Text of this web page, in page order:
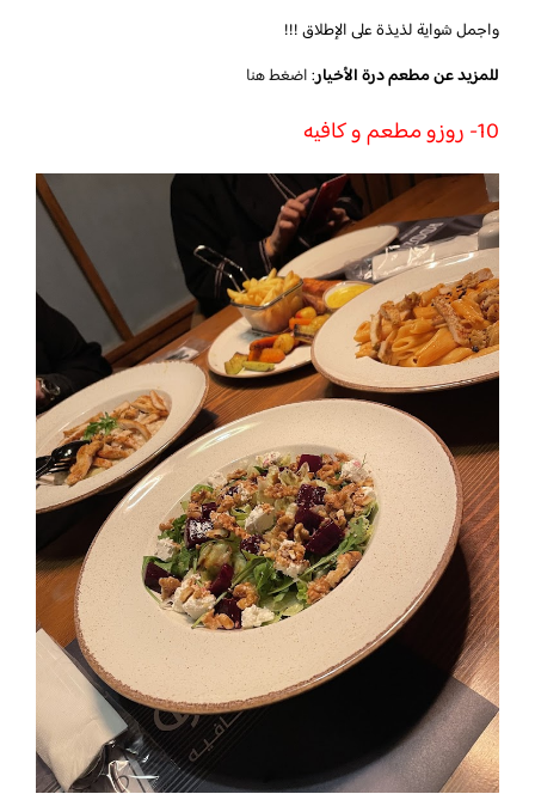
واجمل شواية لذيذة على الإطلاق !!!
للمزيد عن مطعم درة الأخيار:اضغط هنا
10- روزو مطعم و كافيه